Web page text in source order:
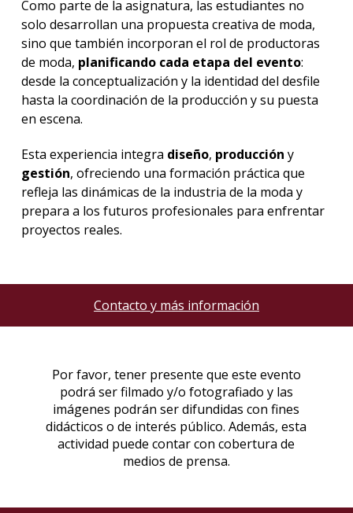
Como parte de la asignatura, las estudiantes no
solo desarrollan una propuesta creativa de moda,
sino que también incorporan el rol de productoras
de moda, planificando cada etapa del evento:
desde la conceptualización y la identidad del desfile
hasta la coordinación de la producción y su puesta
en escena.
Esta experiencia integra diseño, producción y
gestión, ofreciendo una formación práctica que
refleja las dinámicas de la industria de la moda y
prepara a los futuros profesionales para enfrentar
proyectos reales.
Contacto y más información